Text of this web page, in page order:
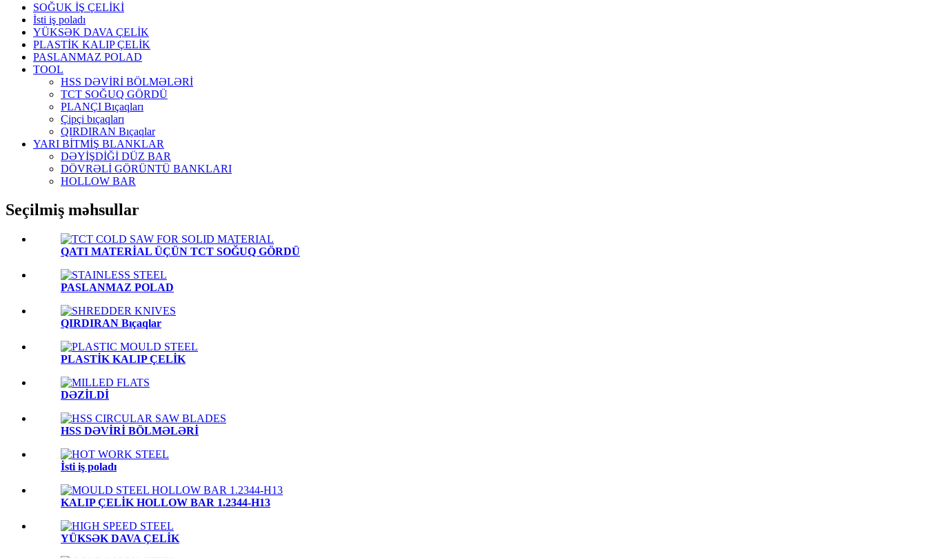
SOĞUK İŞ ÇELİKİ
İsti iş poladı
YÜKSƏK DAVA ÇELİK
PLASTİK KALIP ÇELİK
PASLANMAZ POLAD
TOOL
HSS DƏVİRİ BÖLMƏLƏRİ
TCT SOĞUQ GÖRDÜ
PLANÇI Bıçaqları
Çipçi bıçaqları
QIRDIRAN Bıçaqlar
YARI BİTMİŞ BLANKLAR
DƏYİŞDİĞİ DÜZ BAR
DÖVRƏLİ GÖRÜNTÜ BANKLARI
HOLLOW BAR
Seçilmiş məhsullar
QATI MATERİAL ÜÇÜN TCT SOĞUQ GÖRDÜ
PASLANMAZ POLAD
QIRDIRAN Bıçaqlar
PLASTİK KALIP ÇELİK
DƏZİLDİ
HSS DƏVİRİ BÖLMƏLƏRİ
İsti iş poladı
KALIP ÇELİK HOLLOW BAR 1.2344-H13
YÜKSƏK DAVA ÇELİK